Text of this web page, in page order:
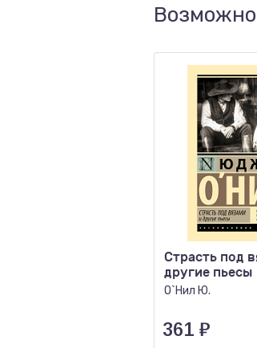
Страсть под
другие пьесы
О`Нил Ю.
361 ₽